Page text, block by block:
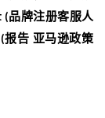
(品牌注册客服人
报告 亚马逊政策